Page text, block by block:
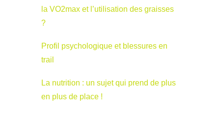
la VO2max et l’utilisation des graisses
?
Profil psychologique et blessures en
trail
La nutrition : un sujet qui prend de plus
en plus de place !